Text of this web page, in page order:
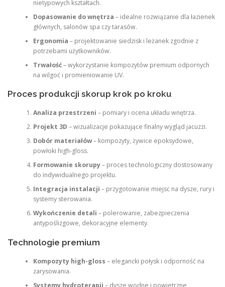
nietypowych kształtach.
Dopasowanie do wnętrza – idealne rozwiązanie dla łazienek
głównych, salonów spa czy tarasów.
Ergonomia – projektowanie siedzisk i leżanek zgodnie z
potrzebami użytkowników.
Trwałość– wykorzystanie kompozytów premium odpornych
na wilgoć i promieniowanie UV.
Proces produkcji skorup krok po kroku
Analiza przestrzeni – pomiary i ocena układu wnętrza.
Projekt 3D – wizualizacje pokazujące finalny wygląd jacuzzi.
Dobór materiałów– kompozyty, żywice epoksydowe,
powłoki high-gloss.
Formowanie skorupy– proces technologiczny dostosowany
do indywidualnego projektu.
Integracja instalacji – przygotowanie miejsc na dysze, rury i
systemy sterowania.
Wykończenie detali – polerowanie, zabezpieczenia
antypoślizgowe, dekoracyjne elementy.
Technologie premium
Kompozyty high-gloss – elegancki połysk i odporność na
zarysowania.